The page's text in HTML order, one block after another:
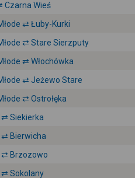
Czarna Wieś
⇄ Łuby-Kurki
⇄ Stare Sierzputy
⇄ Włochówka
⇄ Jeżewo Stare
⇄ Ostrołęka
Siekierka
Bierwicha
⇄ Brzozowo
Sokolany